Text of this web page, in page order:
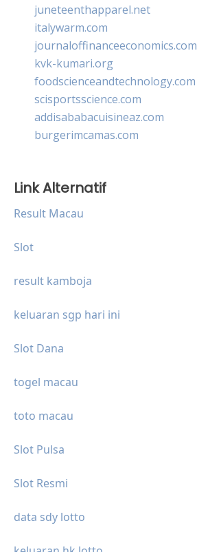
juneteenthapparel.net
italywarm.com
journaloffinanceeconomics.com
kvk-kumari.org
foodscienceandtechnology.com
scisportsscience.com
addisababacuisineaz.com
burgerimcamas.com
Link Alternatif
Result Macau
Slot
result kamboja
keluaran sgp hari ini
Slot Dana
togel macau
toto macau
Slot Pulsa
Slot Resmi
data sdy lotto